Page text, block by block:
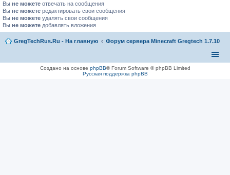
Вы не можете отвечать на сообщения
Вы не можете редактировать свои сообщения
Вы не можете удалять свои сообщения
Вы не можете добавлять вложения
GregTechRus.Ru - На главную Форум сервера Minecraft Gregtech 1.7.10
Создано на основе phpBB® Forum Software © phpBB Limited
Русская поддержка phpBB